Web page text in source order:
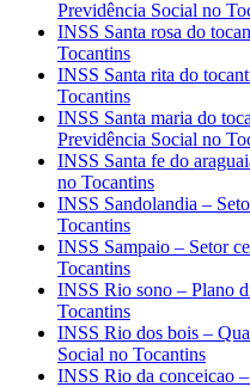
Previdência Social no
INSS Santa rosa do
Tocantins
INSS Santa rita do
Tocantins
INSS Santa maria do
Previdência Social no
INSS Santa fe do
no Tocantins
INSS Sandolandia –
Tocantins
INSS Sampaio – Setor
Tocantins
INSS Rio sono – Plano
Tocantins
INSS Rio dos bois –
Social no Tocantins
INSS Rio da conceicao